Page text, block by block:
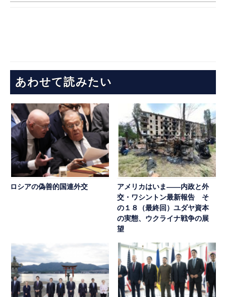
あわせて読みたい
ロシアの偽善的国連外交
アメリカはいま――内政と外
交・ワシントン最新報告 そ
の１８（最終回）ユダヤ資本
の実態、ウクライナ戦争の展
望